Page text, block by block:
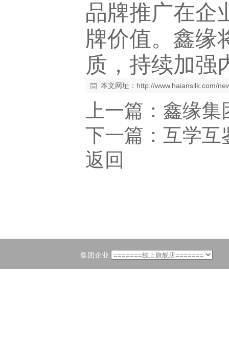
品牌推广在企
牌价值。鑫缘
质，持续加强
本文网址： http://www.haiansilk.com/
上一篇： 鑫缘集
下一篇： 互学互
返回
集团企业